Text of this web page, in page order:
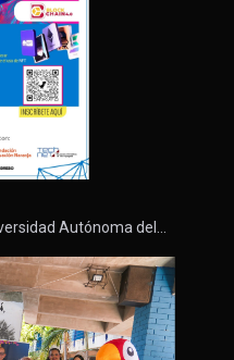
Autónoma del…